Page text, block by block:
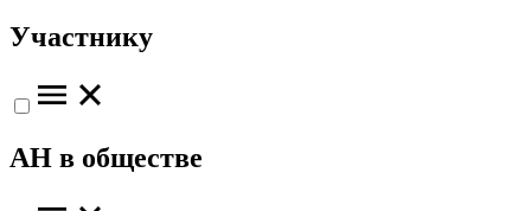
Участнику
АН в обществе